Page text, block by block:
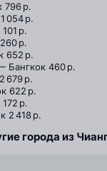
796 р.
1 054 р.
101 р.
260 р.
652 р.
Бангкок 460 р.
2 679 р.
622 р.
172 р.
2 418 р.
города из